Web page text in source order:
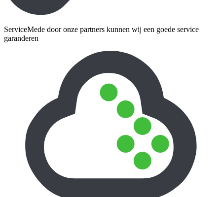
ServiceMede door onze partners kunnen wij een goede service
garanderen